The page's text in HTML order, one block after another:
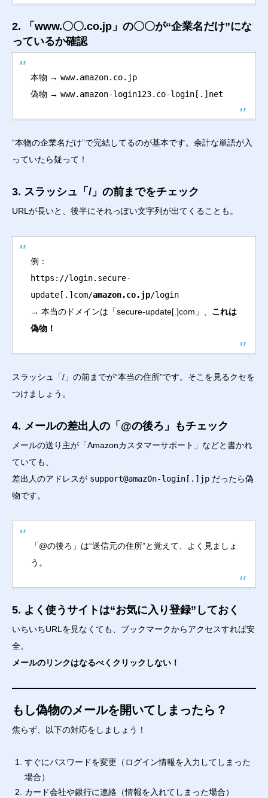
2. 「www.〇〇.co.jp」の〇〇が“企業名だけ”にな
っているか確認
本物 → www.amazon.co.jp
偽物 → www.amazon-login123.co-login[.]net
“本物の企業名だけ”で完結してるのが基本です。余計な単語が入
っていたら疑って！
3. スラッシュ「/」の前までをチェック
URLが長いと、後半にそれっぽい文字列が出てくることも。
例：
https://login.secure-
update[.]com/amazon.co.jp/login
→ 本当のドメインは「secure-update[.]com」、 これは
偽物！
スラッシュ「/」の前までが“本当の住所”です。そこを見るクセを
つけましょう。
4. メールの差出人の「@の後ろ」もチェック
メールの送り主が「Amazonカスタマーサポート」などと書かれ
ていても、
差出人のアドレスが support@amaz0n-login[.]jp だったら偽
物です。
「@の後ろ」は“送信元の住所”と覚えて、よく見ましょ
う。
5. よく使うサイトは“お気に入り登録”しておく
いちいちURLを見なくても、ブックマークからアクセスすれば安
全。
メールのリンクはなるべくクリックしない！
もし偽物のメールを開いてしまったら？
焦らず、以下の対応をしましょう！
すぐにパスワードを変更（ログイン情報を入力してしまった
場合）
カード会社や銀行に連絡（情報を入れてしまった場合）